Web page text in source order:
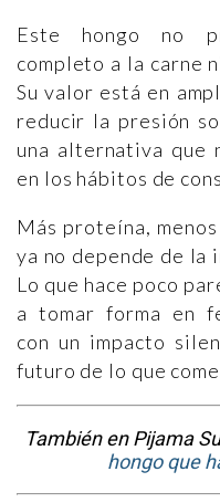
Este hongo no
completo a la carne
Su valor está en
reducir la presión
una alternativa que
en los hábitos de
Más proteína,
ya no depende de la
Lo que hace poco
a tomar forma en
con un impacto
futuro de lo que
También en Pijama
hongo que